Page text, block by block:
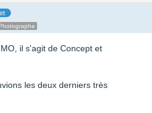
il s'agit de Concept et
les deux derniers très